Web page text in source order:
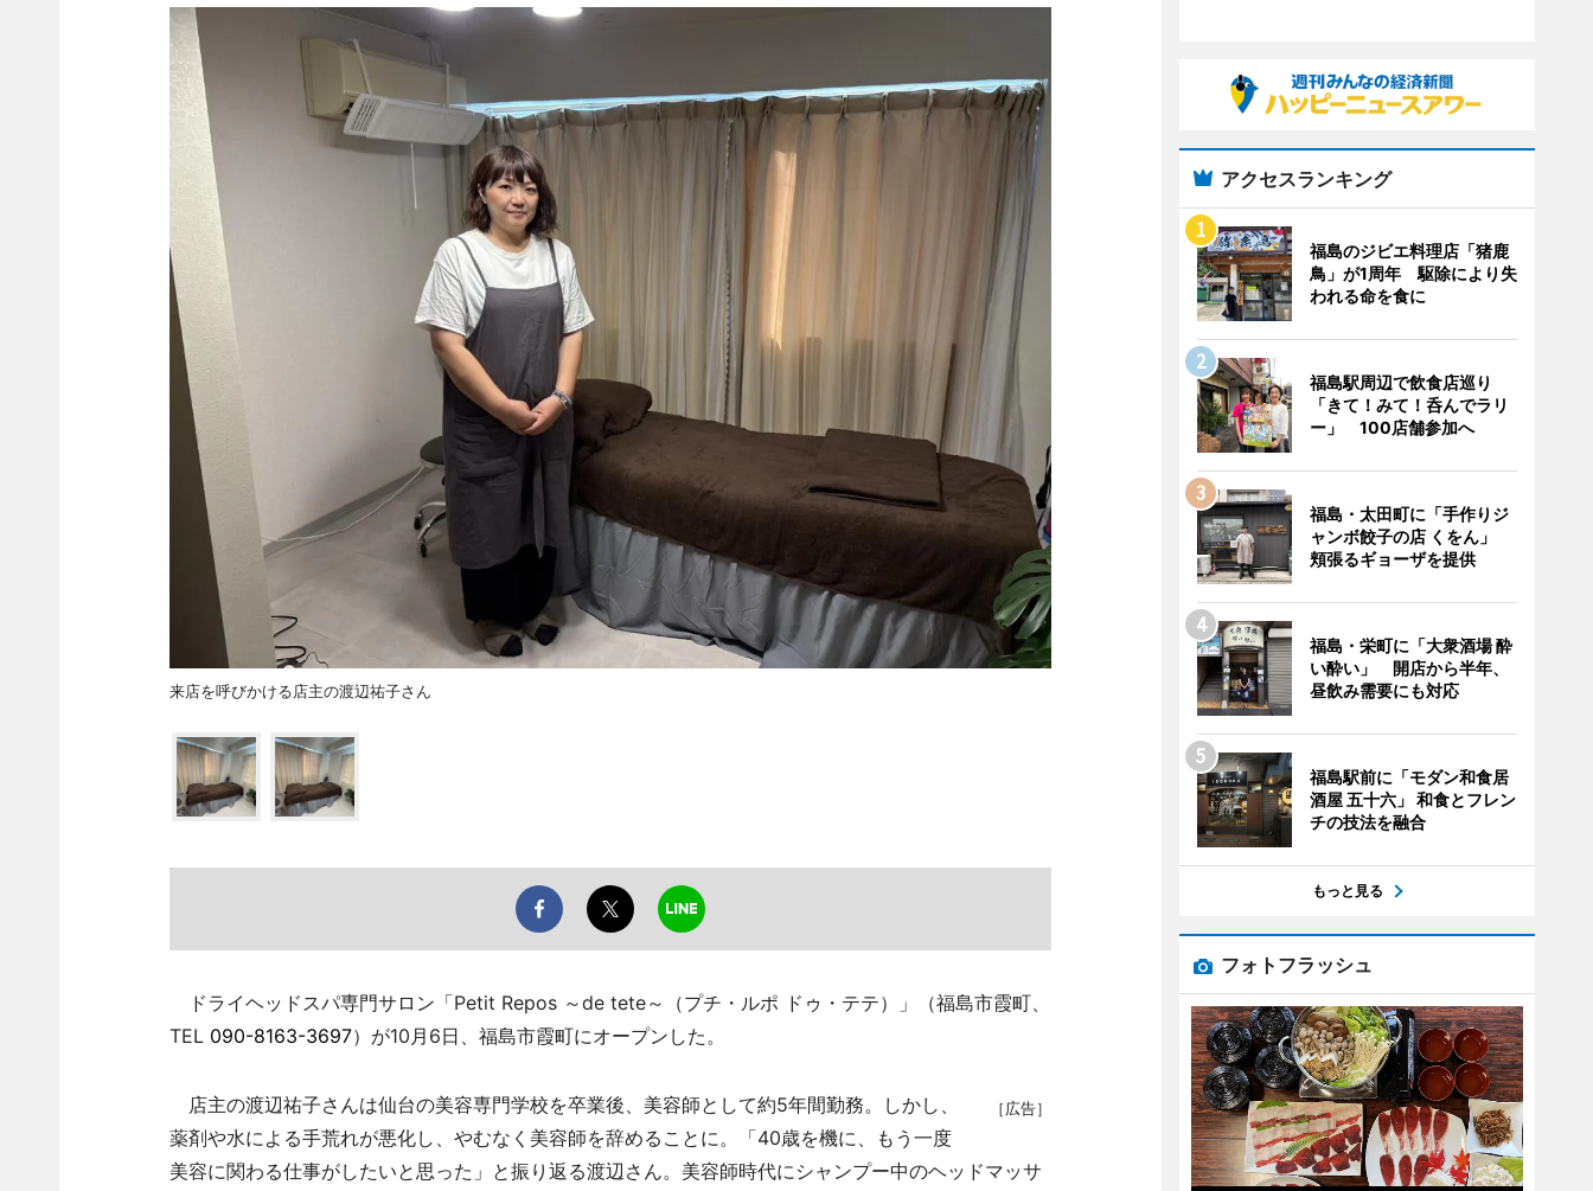
来店を呼びかける店主の渡辺祐子さん
ドライヘッドスパ専門サロン「Petit Repos ～de tete～（プチ・ルポ ドゥ・テテ）」（福島市霞町、
TEL 090-8163-3697）が10月6日、福島市霞町にオープンした。
［広告］
店主の渡辺祐子さんは仙台の美容専門学校を卒業後、美容師として約5年間勤務。しかし、
薬剤や水による手荒れが悪化し、やむなく美容師を辞めることに。「40歳を機に、もう一度
美容に関わる仕事がしたいと思った」と振り返る渡辺さん。美容師時代にシャンプー中のヘッドマッサ
アクセスランキング
福島のジビエ料理店「猪鹿
鳥」が1周年 駆除により失
われる命を食に
福島駅周辺で飲食店巡り
「きて！みて！呑んでラリ
ー」 100店舗参加へ
福島・太田町に「手作りジ
ャンボ餃子の店 くをん」
頬張るギョーザを提供
福島・栄町に「大衆酒場 酔
い酔い」 開店から半年、
昼飲み需要にも対応
福島駅前に「モダン和食居
酒屋 五十六」 和食とフレン
チの技法を融合
もっと見る
フォトフラッシュ